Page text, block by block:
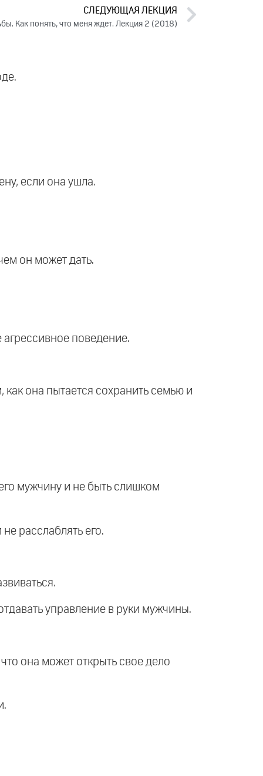
СЛЕДУЮЩАЯ ЛЕКЦИЯ
Как понять, что меня ждет. Лекция 2 (2018)
если она ушла.
он может дать.
поведение.
она пытается сохранить семью и
мужчину и не быть слишком
расслаблять его.
управление в руки мужчины.
она может открыть свое дело